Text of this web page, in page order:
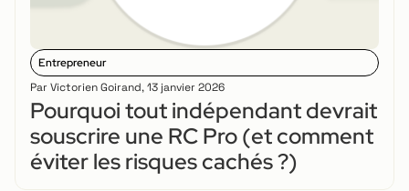
Entrepreneur
Par Victorien Goirand,13 janvier 2026
Pourquoi tout indépendant devrait
souscrire une RC Pro (et comment
éviter les risques cachés ?)